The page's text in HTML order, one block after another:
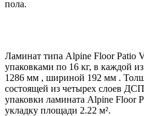
пола.
Ламинат типа Alpine Floor Patio
упаковками по 16 кг, в каждой
1286 мм , шириной 192 мм .
состоящей из четырех слоев
упаковки ламината Alpine Floor
укладку площади 2.22 м².